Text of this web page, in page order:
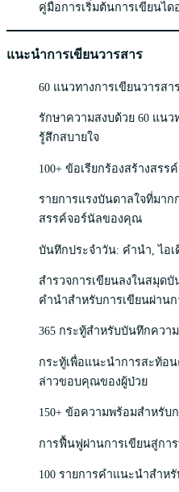
คู่มือการเริ่มต้นการเขียนได
แนะนำการเขียนวารสาร
60 แนวทางการเขียนวารส
รักษาความสงบด้วย 60 แนว
รู้สึกสบายใจ
100+ ข้อเรียกร้องสร้างสรร
รายการแรงบันดาลใจที่มาก
สรรค์จอร์นัลของคุณ
บันทึกประจำวัน: คำนำ, ไอ
สำรวจการเขียนลงในสมุด
คำนำสำหรับการเขียนผ่าน
365 กระทู้สำหรับบันทึกคว
กระทู้เพื่อแนะนำการสะท้อ
ล่าวขอบคุณของผู้ป่วย
150+ ข้อความพร้อมสำหรับ
การฟื้นฟูผ่านการเขียนสู่กา
100 รายการคำแนะนำสำห